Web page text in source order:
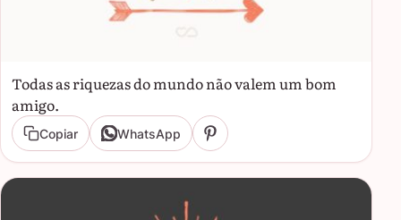
Todas as riquezas do mundo não valem um bom
amigo.
Copiar WhatsApp